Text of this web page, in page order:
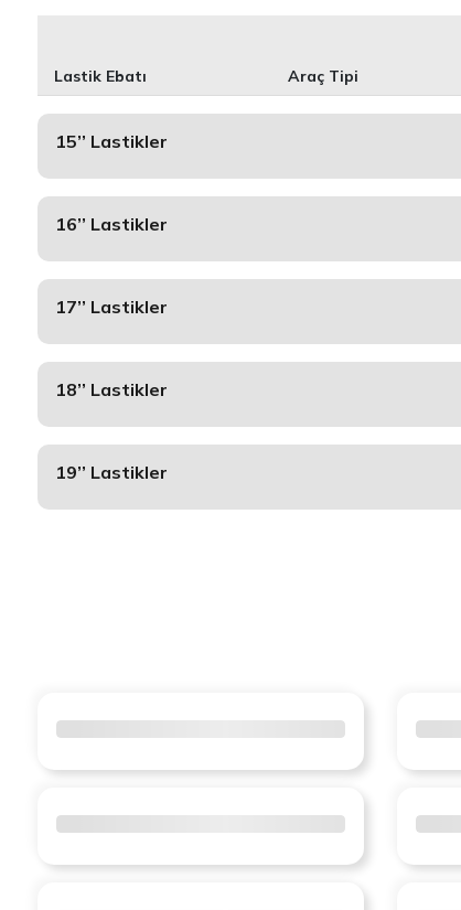
Lastik Ebatı Araç Tipi
15’’ Lastikler
16’’ Lastikler
17’’ Lastikler
18’’ Lastikler
19’’ Lastikler